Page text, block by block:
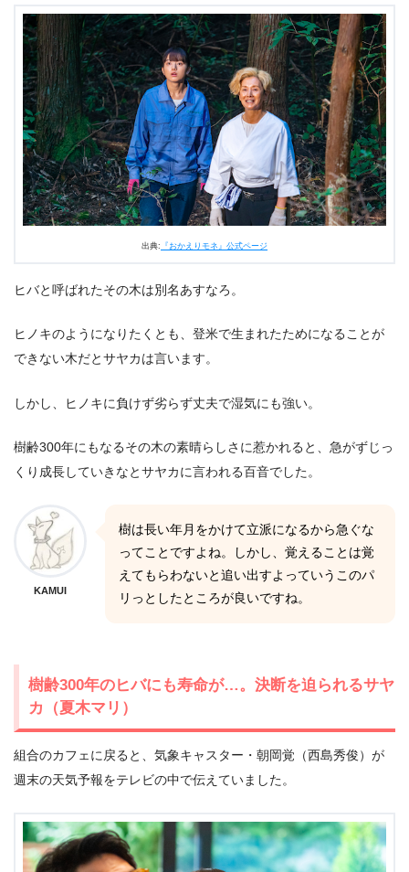
出典: 『おかえりモネ』公式ページ
ヒバと呼ばれたその木は別名あすなろ。
ヒノキのようになりたくとも、登米で生まれたためになることが
できない木だとサヤカは言います。
しかし、ヒノキに負けず劣らず丈夫で湿気にも強い。
樹齢300年にもなるその木の素晴らしさに惹かれると、急がずじっ
くり成長していきなとサヤカに言われる百音でした。
KAMUI
樹は長い年月をかけて立派になるから急ぐな
ってことですよね。しかし、覚えることは覚
えてもらわないと追い出すよっていうこのパ
リっとしたところが良いですね。
樹齢300年のヒバにも寿命が…。決断を迫られるサヤ
カ（夏木マリ）
組合のカフェに戻ると、気象キャスター・朝岡覚（西島秀俊）が
週末の天気予報をテレビの中で伝えていました。